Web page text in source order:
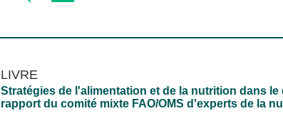
LIVRE
Stratégies de l'alimentation et de la nutrition dans
rapport du comité mixte FAO/OMS d'experts de la